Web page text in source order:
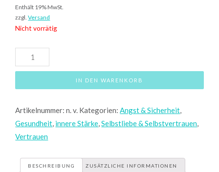
Enthält 19% MwSt.
zzgl.Versand
Nicht vorrätig
"Wertvoll,
stark,
Tasse
Menge
IN DEN WARENKORB
Artikelnummer:n. v. Kategorien: Angst & Sicherheit
Gesundheit innere Stärke ,Selbstliebe & Selbstvertrauen
Vertrauen
BESCHREIBUNG ZUSÄTZLICHE INFORMATIONEN